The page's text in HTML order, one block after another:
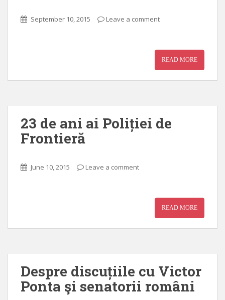
September 10, 2015 Leave a comment
READ MORE
23 de ani ai Poliției de
Frontieră
June 10, 2015 Leave a comment
READ MORE
Despre discuțiile cu Victor
Ponta şi senatorii români